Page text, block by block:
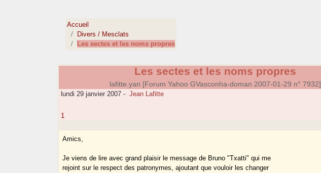
Accueil
Divers / Mesclats
Les sectes et les noms propres
Les sectes et les noms propres
lafitte.yan [Forum Yahoo GVasconha-doman 2007-01-29 n° 7932]
lundi 29 janvier 2007 - Jean Lafitte
1
Amics,
Je viens de lire avec grand plaisir le message de Bruno "Txatti" qui me
rejoint sur le respect des patronymes, ajoutant que vouloir les changer